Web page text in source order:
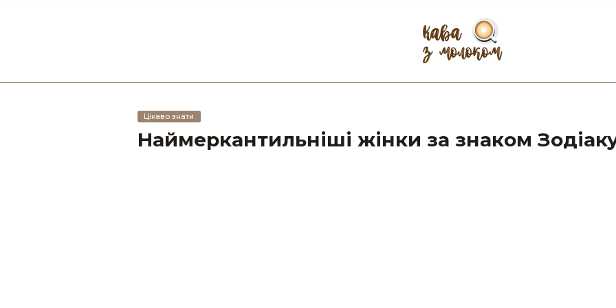
Цікаво знати
Наймеркантильніші жінки за знаком